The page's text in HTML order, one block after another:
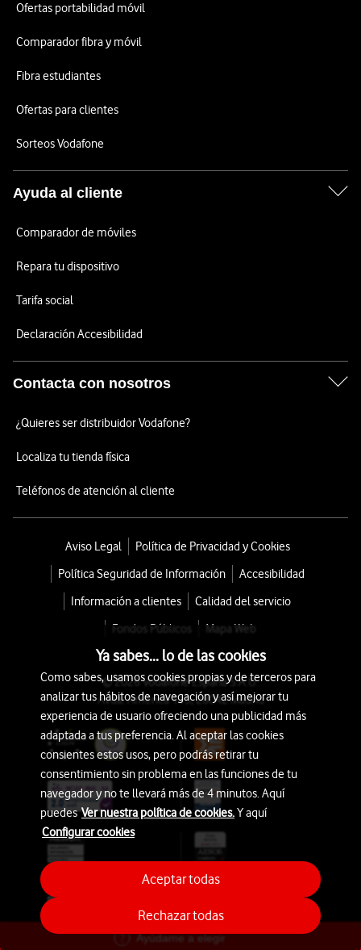
Ayúdame a elegir
Ofertas portabilidad móvil
Comparador fibra y móvil
Fibra estudiantes
Ofertas para clientes
Sorteos Vodafone
Ayuda al cliente
Comparador de móviles
Repara tu dispositivo
Tarifa social
Declaración Accesibilidad
Contacta con nosotros
¿Quieres ser distribuidor Vodafone?
Localiza tu tienda física
Teléfonos de atención al cliente
Aviso Legal
Política de Privacidad y Cookies
Política Seguridad de Información
Accesibilidad
Información a clientes
Calidad del servicio
Fondos Públicos
Mapa Web
© 2026 Vodafone España S.A.U.
Avda. América 115, 28042 Madrid
Ya sabes... lo de las cookies
Como sabes, usamos cookies propias y de terceros para
analizar tus hábitos de navegación y así mejorar tu
experiencia de usuario ofreciendo una publicidad más
adaptada a tus preferencia. Al aceptar las cookies
consientes estos usos, pero podrás retirar tu
consentimiento sin problema en las funciones de tu
navegador y no te llevará más de 4 minutos. Aquí
puedesVer nuestra política de cookies.Y aquí
Configurar cookies
Rechazar todas
Aceptar todas